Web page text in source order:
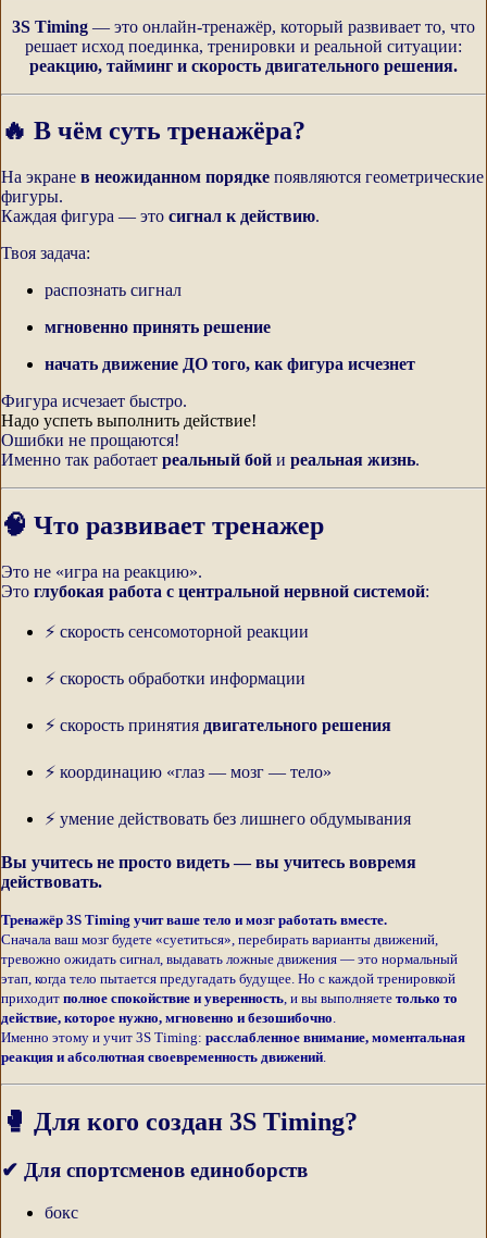
3S Timing — это онлайн-тренажёр, который развивает то, что
решает исход поединка, тренировки и реальной ситуации:
реакцию, тайминг и скорость двигательного решения.
🔥 В чём суть тренажёра?
На экране в неожиданном порядке появляются геометрические
фигуры.
Каждая фигура — это сигнал к действию.
Твоя задача:
распознать сигнал
мгновенно принять решение
начать движение ДО того, как фигура исчезнет
Фигура исчезает быстро.
Надо успеть выполнить действие!
Ошибки не прощаются!
Именно так работает реальный бой и реальная жизнь.
🧠 Что развивает тренажер
Это не «игра на реакцию».
Это глубокая работа с центральной нервной системой:
⚡ скорость сенсомоторной реакции
⚡ скорость обработки информации
⚡ скорость принятия двигательного решения
⚡ координацию «глаз — мозг — тело»
⚡ умение действовать без лишнего обдумывания
Вы учитесь не просто видеть — вы учитесь вовремя
действовать.
Тренажёр 3S Timing учит ваше тело и мозг работать вместе.
Сначала ваш мозг будете «суетиться», перебирать варианты движений,
тревожно ожидать сигнал, выдавать ложные движения — это нормальный
этап, когда тело пытается предугадать будущее. Но с каждой тренировкой
приходит полное спокойствие и уверенность, и вы выполняете только то
действие, которое нужно, мгновенно и безошибочно.
Именно этому и учит 3S Timing: расслабленное внимание, моментальная
реакция и абсолютная своевременность движений.
🥊 Для кого создан 3S Timing?
✔ Для спортсменов единоборств
бокс